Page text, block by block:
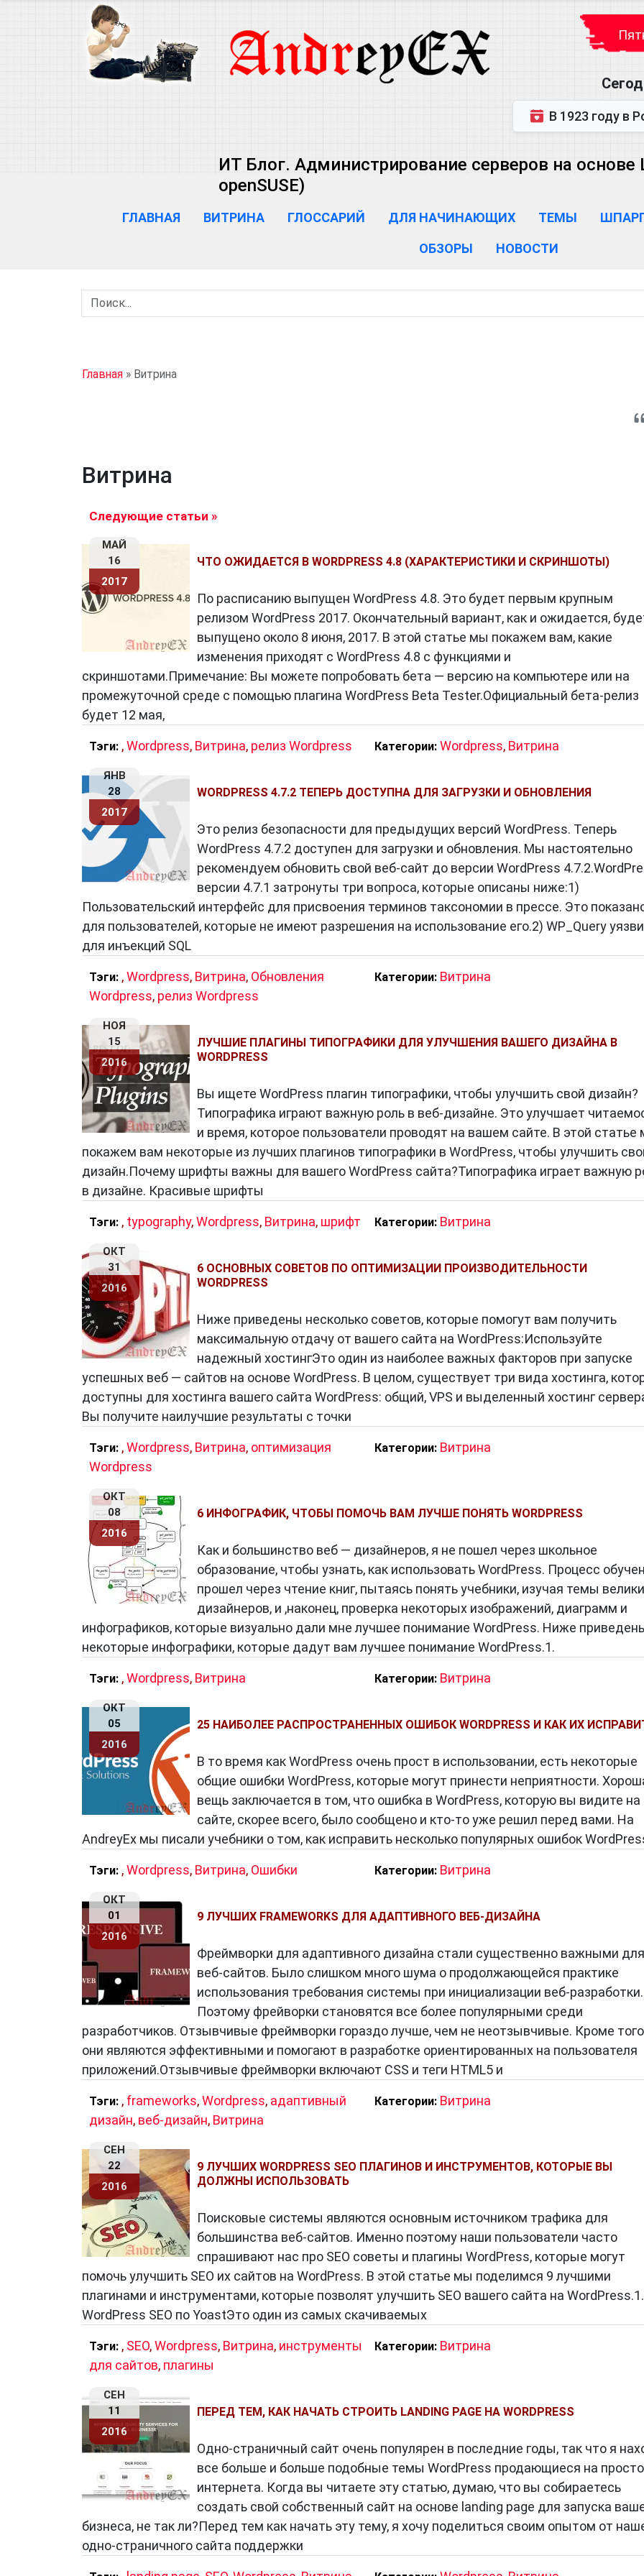
В 1923 году в Ростове-на-Дону
ИТ Блог. Администрирование серверов на основе
openSUSE)
ГЛАВНАЯ ВИТРИНА ГЛОССАРИЙ ДЛЯ НАЧИНАЮЩИХ ТЕМЫ
ОБЗОРЫ НОВОСТИ
Главная » Витрина
Витрина
Следующие статьи »
МАЙ
16
2017
ЧТО ОЖИДАЕТСЯ В WORDPRESS 4.8 (ХАРАКТЕРИСТИКИ И СКРИНШОТЫ)
По расписанию выпущен WordPress 4.8. Это будет первым крупным
релизом WordPress 2017. Окончательный вариант, как и ожидается,
выпущено около 8 июня, 2017. В этой статье мы покажем вам, какие
изменения приходят с WordPress 4.8 с функциями и
скриншотами.Примечание: Вы можете попробовать бета — версию на компьютере или на
промежуточной среде с помощью плагина WordPress Beta Tester.Официальный бета-релиз
будет 12 мая,
Тэги: ,Wordpress, Витрина, релиз Wordpress Категории: Wordpress, Витрина
ЯНВ
28
2017
WORDPRESS 4.7.2 ТЕПЕРЬ ДОСТУПНА ДЛЯ ЗАГРУЗКИ И ОБНОВЛЕНИЯ
Это релиз безопасности для предыдущих версий WordPress. Теперь
WordPress 4.7.2 доступен для загрузки и обновления. Мы настоятельно
рекомендуем обновить свой веб-сайт до версии WordPress
версии 4.7.1 затронуты три вопроса, которые описаны ниже:1)
Пользовательский интерфейс для присвоения терминов таксономии в прессе. Это
для пользователей, которые не имеют разрешения на использование его.2) WP_Query
для инъекций SQL
Тэги: ,Wordpress, Витрина, Обновления
Wordpress, релиз Wordpress
Категории: Витрина
НОЯ
15
2016
ЛУЧШИЕ ПЛАГИНЫ ТИПОГРАФИКИ ДЛЯ УЛУЧШЕНИЯ ВАШЕГО ДИЗАЙНА В
WORDPRESS
Вы ищете WordPress плагин типографики, чтобы улучшить свой дизайн?
Типографика играют важную роль в веб-дизайне. Это улучшает
и время, которое пользователи проводят на вашем сайте. В этой статье
покажем вам некоторые из лучших плагинов типографики в WordPress, чтобы улучшить
дизайн.Почему шрифты важны для вашего WordPress сайта?Типографика играет важную
в дизайне. Красивые шрифты
Тэги: , typography,Wordpress, Витрина, шрифт Категории: Витрина
ОКТ
31
2016
6 ОСНОВНЫХ СОВЕТОВ ПО ОПТИМИЗАЦИИ ПРОИЗВОДИТЕЛЬНОСТИ
WORDPRESS
Ниже приведены несколько советов, которые помогут вам получить
максимальную отдачу от вашего сайта на WordPress:Используйте
надежный хостингЭто один из наиболее важных факторов при запуске
успешных веб — сайтов на основе WordPress. В целом, существует три вида хостинга,
доступны для хостинга вашего сайта WordPress: общий, VPS и выделенный хостинг
Вы получите наилучшие результаты с точки
Тэги: ,Wordpress, Витрина, оптимизация
Wordpress
Категории: Витрина
ОКТ
08
2016
6 ИНФОГРАФИК, ЧТОБЫ ПОМОЧЬ ВАМ ЛУЧШЕ ПОНЯТЬ WORDPRESS
Как и большинство веб — дизайнеров, я не пошел через школьное
образование, чтобы узнать, как использовать WordPress. Процесс
прошел через чтение книг, пытаясь понять учебники, изучая темы
дизайнеров, и ,наконец, проверка некоторых изображений, диаграмм и
инфографиков, которые визуально дали мне лучшее понимание WordPress. Ниже
некоторые инфографики, которые дадут вам лучшее понимание WordPress.1.
Тэги: ,Wordpress, Витрина Категории: Витрина
ОКТ
05
2016
25 НАИБОЛЕЕ РАСПРОСТРАНЕННЫХ ОШИБОК WORDPRESS И КАК ИХ
В то время как WordPress очень прост в использовании, есть некоторые
общие ошибки WordPress, которые могут принести неприятности.
вещь заключается в том, что ошибка в WordPress, которую вы видите на
сайте, скорее всего, было сообщено и кто-то уже решил перед вами. На
AndreyEx мы писали учебники о том, как исправить несколько популярных ошибок
Тэги: ,Wordpress, Витрина, Ошибки Категории: Витрина
ОКТ
01
2016
9 ЛУЧШИХ FRAMEWORKS ДЛЯ АДАПТИВНОГО ВЕБ-ДИЗАЙНА
Фреймворки для адаптивного дизайна стали существенно важными для
веб-сайтов. Было слишком много шума о продолжающейся практике
использования требования системы при инициализации веб-разработки.
Поэтому фрейворки становятся все более популярными среди
разработчиков. Отзывчивые фреймворки гораздо лучше, чем не неотзывчивые. Кроме
они являются эффективными и помогают в разработке ориентированных на пользователя
приложений.Отзывчивые фреймворки включают CSS и теги HTML5 и
Тэги: , frameworks,Wordpress, адаптивный
дизайн, веб-дизайн, Витрина
Категории: Витрина
СЕН
22
2016
9 ЛУЧШИХ WORDPRESS SEO ПЛАГИНОВ И ИНСТРУМЕНТОВ, КОТОРЫЕ ВЫ
ДОЛЖНЫ ИСПОЛЬЗОВАТЬ
Поисковые системы являются основным источником трафика для
большинства веб-сайтов. Именно поэтому наши пользователи часто
спрашивают нас про SEO советы и плагины WordPress, которые могут
помочь улучшить SEO их сайтов на WordPress. В этой статье мы поделимся 9 лучшими
плагинами и инструментами, которые позволят улучшить SEO вашего сайта на WordPress.1.
WordPress SEO по YoastЭто один из самых скачиваемых
Тэги: , SEO,Wordpress, Витрина, инструменты
для сайтов, плагины
Категории: Витрина
СЕН
11
2016
ПЕРЕД ТЕМ, КАК НАЧАТЬ СТРОИТЬ LANDING PAGE НА WORDPRESS
Одно-страничный сайт очень популярен в последние годы, так что я
все больше и больше подобные темы WordPress продающиеся на
интернета. Когда вы читаете эту статью, думаю, что вы собираетесь
создать свой собственный сайт на основе landing page для запуска
бизнеса, не так ли?Перед тем как начать эту тему, я хочу поделиться своим опытом от
одно-страничного сайта поддержки